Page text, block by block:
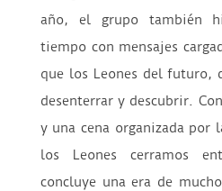
año, el grupo también
tiempo con mensajes
que los Leones del futuro,
desenterrar y descubrir.
y una cena organizada por
los Leones cerramos
concluye una era de